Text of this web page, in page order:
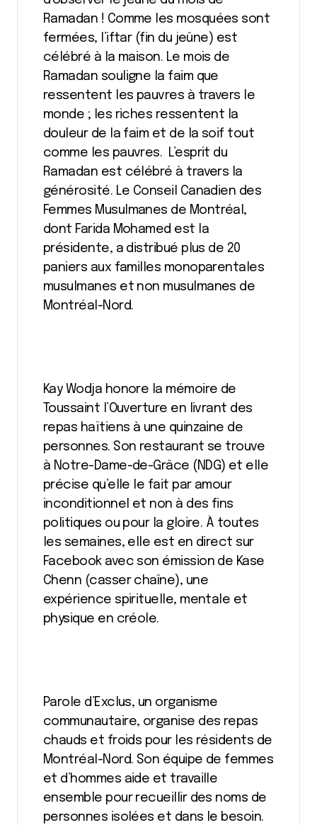
Ramadan ! Comme les mosquées sont
fermées, l’iftar (fin du jeûne) est
célébré à la maison. Le mois de
Ramadan souligne la faim que
ressentent les pauvres à travers le
monde ; les riches ressentent la
douleur de la faim et de la soif tout
comme les pauvres. L’esprit du
Ramadan est célébré à travers la
générosité. Le Conseil Canadien des
Femmes Musulmanes de Montréal,
dont Farida Mohamed est la
présidente, a distribué plus de 20
paniers aux familles monoparentales
musulmanes et non musulmanes de
Montréal-Nord.
Kay Wodja honore la mémoire de
Toussaint l’Ouverture en livrant des
repas haïtiens à une quinzaine de
personnes. Son restaurant se trouve
à Notre-Dame-de-Grâce (NDG) et elle
précise qu’elle le fait par amour
inconditionnel et non à des fins
politiques ou pour la gloire. À toutes
les semaines, elle est en direct sur
Facebook avec son émission de Kase
Chenn (casser chaîne), une
expérience spirituelle, mentale et
physique en créole.
Parole d’Exclus, un organisme
communautaire, organise des repas
chauds et froids pour les résidents de
Montréal-Nord. Son équipe de femmes
et d’hommes aide et travaille
ensemble pour recueillir des noms de
personnes isolées et dans le besoin.